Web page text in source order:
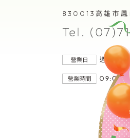
830013 高雄市
Tel.
營業日 週一〜
營業時間 09:00